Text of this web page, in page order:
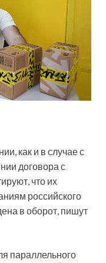
как и в случае с
договора с
что их
российского
в оборот, пишут
параллельного